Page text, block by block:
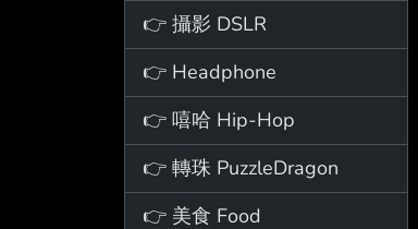
👉 攝影 DSLR
👉 Headphone
👉 嘻哈 Hip-Hop
👉 轉珠 PuzzleDragon
👉 美食 Food